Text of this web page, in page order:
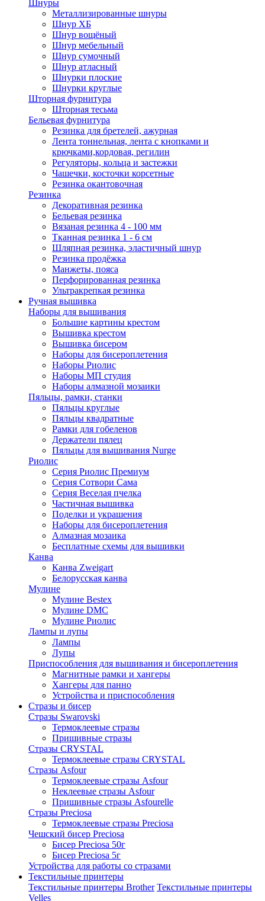
Шнуры
Металлизированные шнуры
Шнур ХБ
Шнур вощёный
Шнур мебельный
Шнур сумочный
Шнур атласный
Шнурки плоские
Шнурки круглые
Шторная фурнитура
Шторная тесьма
Бельевая фурнитура
Резинка для бретелей, ажурная
Лента тоннельная, лента с кнопками и
крючками,кордовая, регилин
Регуляторы, кольца и застежки
Чашечки, косточки корсетные
Резинка окантовочная
Резинка
Декоративная резинка
Бельевая резинка
Вязаная резинка 4 - 100 мм
Тканная резинка 1 - 6 см
Шляпная резинка, эластичный шнур
Резинка продёжка
Манжеты, пояса
Перфорированная резинка
Ультракрепкая резинка
Ручная вышивка
Наборы для вышивания
Большие картины крестом
Вышивка крестом
Вышивка бисером
Наборы для бисероплетения
Наборы Риолис
Наборы МП студия
Наборы алмазной мозаики
Пяльцы, рамки, станки
Пяльцы круглые
Пяльцы квадратные
Рамки для гобеленов
Держатели пялец
Пяльцы для вышивания Nurge
Риолис
Серия Риолис Премиум
Серия Сотвори Сама
Серия Веселая пчелка
Частичная вышивка
Поделки и украшения
Наборы для бисероплетения
Алмазная мозаика
Бесплатные схемы для вышивки
Канва
Канва Zweigart
Белорусская канва
Мулине
Мулине Bestex
Мулине DMC
Мулине Риолис
Лампы и лупы
Лампы
Лупы
Приспособления для вышивания и бисероплетения
Магнитные рамки и хангеры
Хангеры для панно
Устройства и приспособления
Стразы и бисер
Стразы Swarovski
Термоклеевые стразы
Пришивные стразы
Стразы CRYSTAL
Термоклеевые стразы CRYSTAL
Стразы Asfour
Термоклеевые стразы Asfour
Неклеевые стразы Asfour
Пришивные стразы Asfourelle
Стразы Preciosa
Термоклеевые стразы Preciosa
Чешский бисер Preciosa
Бисер Preciosa 50г
Бисер Preciosa 5г
Устройства для работы со стразами
Текстильные принтеры
Текстильные принтеры Brother Текстильные принтеры
Velles